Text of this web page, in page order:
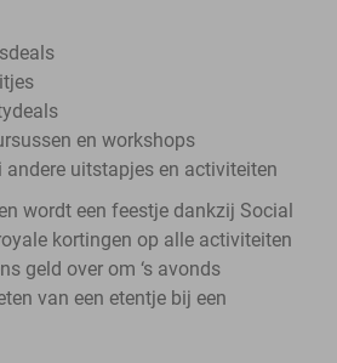
en workshops
andere uitstapjes en activiteiten
wordt een feestje dankzij Social
kortingen op alle activiteiten
geld over om ‘s avonds
van een etentje bij een